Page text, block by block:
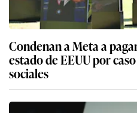
Condenan a Meta a
estado de EEUU por
sociales